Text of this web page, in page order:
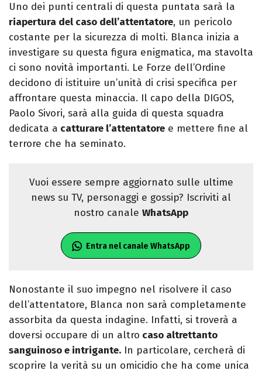
Uno dei punti centrali di questa puntata sarà la
riapertura del caso dell’attentatore, un pericolo
costante per la sicurezza di molti. Blanca inizia a
investigare su questa figura enigmatica, ma stavolta
ci sono novità importanti. Le Forze dell’Ordine
decidono di istituire un’unità di crisi specifica per
affrontare questa minaccia. Il capo della DIGOS,
Paolo Sivori, sarà alla guida di questa squadra
dedicata a catturare l’attentatore e mettere fine al
terrore che ha seminato.
Vuoi essere sempre aggiornato sulle ultime
news su TV, personaggi e gossip? Iscriviti al
nostro canale WhatsApp
Entra nel canale WhatsApp
Nonostante il suo impegno nel risolvere il caso
dell’attentatore, Blanca non sarà completamente
assorbita da questa indagine. Infatti, si troverà a
doversi occupare di un altro caso altrettanto
sanguinoso e intrigante. In particolare, cercherà di
scoprire la verità su un omicidio che ha come unica